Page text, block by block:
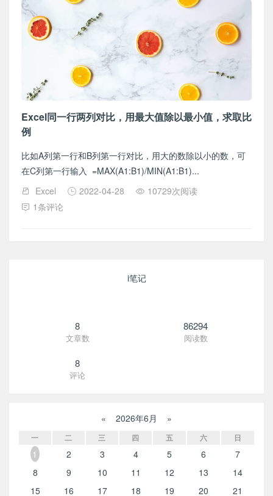
Excel同一行两列对比，用最大值除以最小值，求取比
例
比如A列第一行和B列第一行对比，用大的数除以小的数，可
在C列第一行输入 =MAX(A1:B1)/MIN(A1:B1)...
Excel
2022-04-28
10729次阅读
1条评论
i笔记
8
文章数
86294
阅读数
8
评论
« 2026年6月 »
一 二 三 四 五 六 日
1 2 3 4 5 6
7
8
9 10 11 12 13
14
15
16 17 18 19 20
21